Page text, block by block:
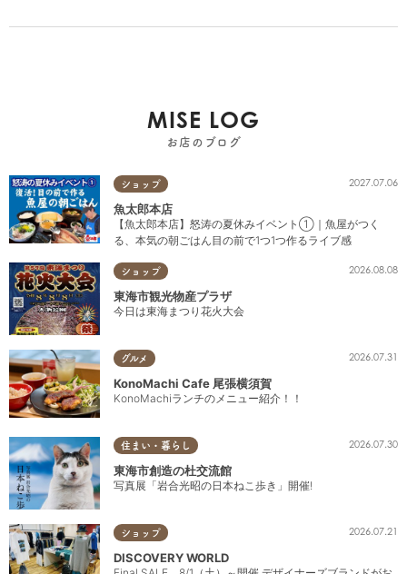
MISE LOG
お店のブログ
ショップ 2027.07.06
魚太郎本店
【魚太郎本店】怒涛の夏休みイベント①｜魚屋がつく
る、本気の朝ごはん目の前で1つ1つ作るライブ感
ショップ 2026.08.08
東海市観光物産プラザ
今日は東海まつり花火大会
グルメ 2026.07.31
KonoMachi Cafe 尾張横須賀
KonoMachiランチのメニュー紹介！！
住まい・暮らし 2026.07.30
東海市創造の杜交流館
写真展「岩合光昭の日本ねこ歩き」開催!
ショップ 2026.07.21
DISCOVERY WORLD